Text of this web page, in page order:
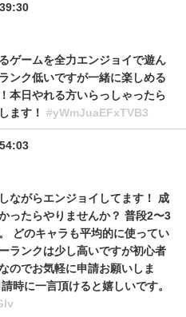
ゲームを全力エンジョイで遊ん
ンク低いですが一緒に楽しめる
本日やれる方いらっしゃったら
ます！ #yWmJuaEFxTVB3
ながらエンジョイしてます！ 成
ったらやりませんか？ 普段2〜3
どのキャラも平均的に使ってい
ランクは少し高いですが初心者
のでお気軽に申請お願いしま
時に一言頂けると嬉しいです。